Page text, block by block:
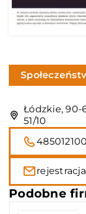
Łódzkie, 90-
51/10
Podobne